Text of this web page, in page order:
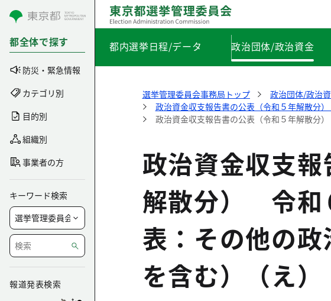
コンテンツにスキップ
都全体で探す
防災・緊急情報
カテゴリ別
目的別
組織別
事業者の方
キーワード検索
報道発表検索
都内選挙日程/データ 政治団体/政治資金
選挙管理委員会事務局トップ 政治団体/政治
政治資金収支報告書の公表（令和５年解散分
政治資金収支報告書の公表（令和５年解散分
政治資金収支
解散分） 令和
表：その他の
を含む）（え）